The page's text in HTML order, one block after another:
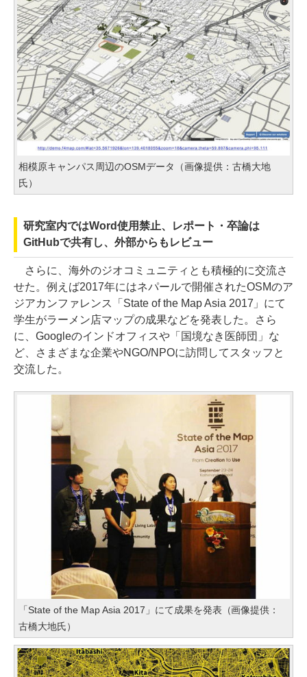
相模原キャンパス周辺のOSMデータ（画像提供：古橋大地
氏）
研究室内ではWord使用禁止、レポート・卒論は
GitHubで共有し、外部からもレビュー
さらに、海外のジオコミュニティとも積極的に交流さ
せた。例えば2017年にはネパールで開催されたOSMのア
ジアカンファレンス「State of the Map Asia 2017」にて
学生がラーメン店マップの成果などを発表した。さら
に、Googleのインドオフィスや「国境なき医師団」な
ど、さまざまな企業やNGO/NPOに訪問してスタッフと
交流した。
「State of the Map Asia 2017」にて成果を発表（画像提供：
古橋大地氏）